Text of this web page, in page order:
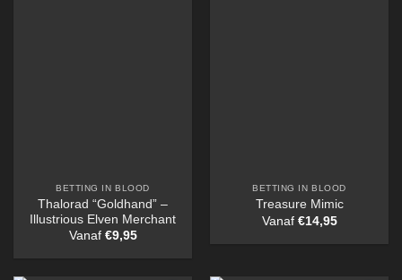
BETTING IN BLOOD
Thalorad “Goldhand” –
Illustrious Elven Merchant
Vanaf €9,95
BETTING IN BLOOD
Treasure Mimic
Vanaf €14,95